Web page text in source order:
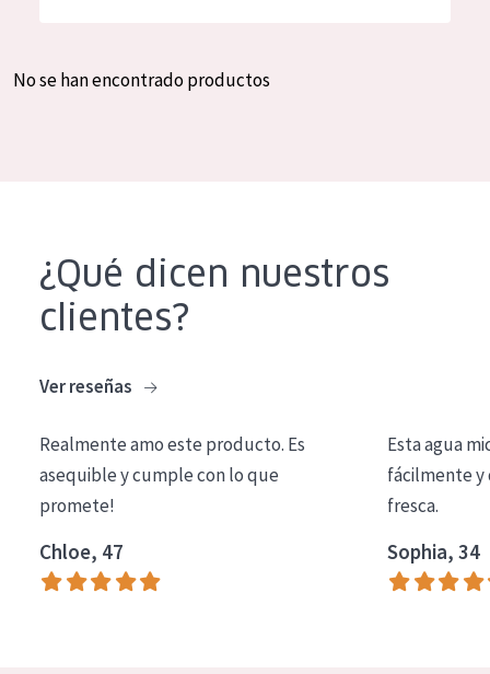
Crema de día
Crema de noche
Limpieza
COLECCIÓN
Essentials
Lift+
Spanish
No se han encontrado productos
¿Qué dicen nuestros
clientes?
Ver reseñas
Realmente amo este producto. Es
asequible y cumple con lo que
promete!
Chloe, 47
Esta agua
fácilmente y
fresca.
Sophia, 34